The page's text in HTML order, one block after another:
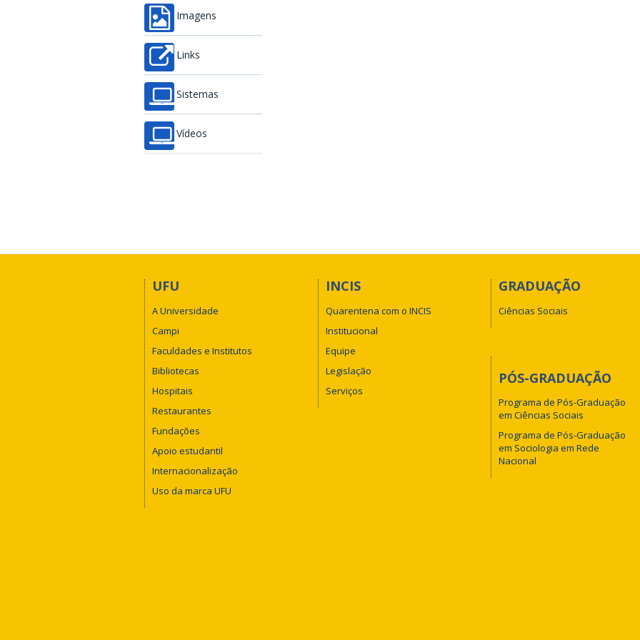
Imagens
Links
Sistemas
Vídeos
UFU
A Universidade
Campi
Faculdades e Institutos
Bibliotecas
Hospitais
Restaurantes
Fundações
Apoio estudantil
Internacionalização
Uso da marca UFU
INCIS
Quarentena com o INCIS
Institucional
Equipe
Legislação
Serviços
GRADUAÇÃO
Ciências Sociais
PÓS-GRADUAÇÃO
Programa de Pós-Graduação
em Ciências Sociais
Programa de Pós-Graduação
em Sociologia em Rede
Nacional